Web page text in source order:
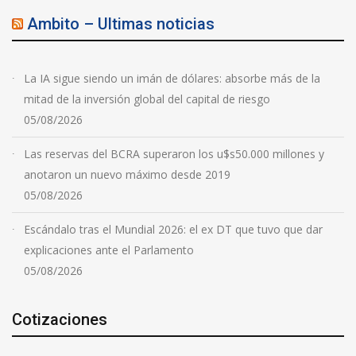
Ambito – Ultimas noticias
La IA sigue siendo un imán de dólares: absorbe más de la
mitad de la inversión global del capital de riesgo
05/08/2026
Las reservas del BCRA superaron los u$s50.000 millones y
anotaron un nuevo máximo desde 2019
05/08/2026
Escándalo tras el Mundial 2026: el ex DT que tuvo que dar
explicaciones ante el Parlamento
05/08/2026
Cotizaciones